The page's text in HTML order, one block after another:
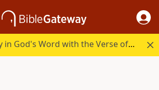
Start your day in God's Word with the Verse of the Day.